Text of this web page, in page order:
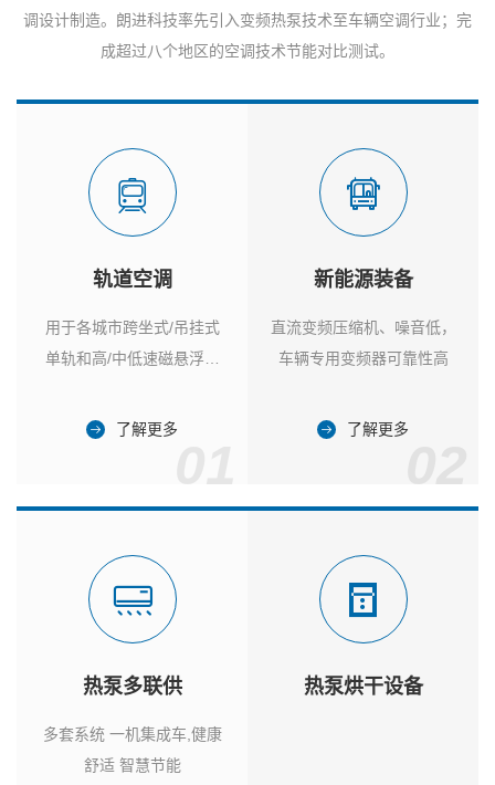
调设计制造。朗进科技率先引入变频热泵技术至车辆空调行业；完
成超过八个地区的空调技术节能对比测试。
轨道空调
用于各城市跨坐式/吊挂式
单轨和高/中低速磁悬浮列
了解更多
新能源装备
直流变频压缩机、噪音低，
车辆专用变频器可靠性高
了解更多
热泵多联供
多套系统 一机集成车,健康
舒适 智慧节能
热泵烘干设备